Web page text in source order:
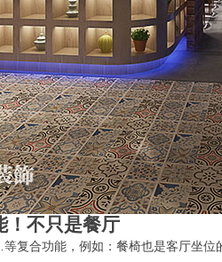
！不只是餐厅
复合功能，例如：餐椅也是客厅坐位